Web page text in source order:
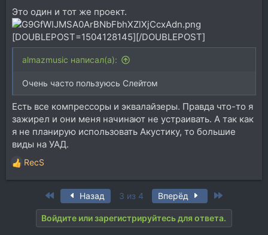
Это один и тот же проект.
[DOUBLEPOST=1504128145][/DOUBLEPOST]
almazmusic написал(а):
Очень часто пользуюсь Слейтом
Есть все компрессоры и эквалайзеры. Правда что-то я
зажирел и они меня начинают не устраивать. А так как
я не планирую использовать Акустику, то большие
виды на УАД.
Р
е
RecS
First Назад 3 из 4 Вперёд
Войдите или зарегистрируйтесь для ответа.